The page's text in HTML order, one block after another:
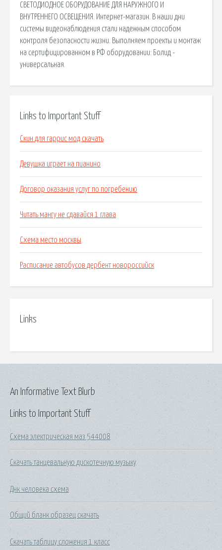
СВЕТОДИОДНОЕ ОБОРУДОВАНИЕ ДЛЯ НАРУЖНОГО И
ВНУТРЕННЕГО ОСВЕЩЕНИЯ. Интернет-магазин. В наши дни
системы видеонаблюдения стали надежным способом
контроля безопасности жизни. Выполняем проекты и монтаж
на сертифицированном в РФ оборудовании: Болид -
универсальная.
Links to Important Stuff
Скин для гаррис мод скачать
Девушка играет на пианино
Договор оказания услуг по погребению
Читать мангу не сдавайся 1 глава
Схема место москвы
Расписание автобусов дербент новороссийск
Links
Links to Important Stuff
Схема электрическая маз 544008
Скачать танцевальную дискотечную музыку
Днк человека схема
Общий бланк образец скачать
Скачать таблицу сложения 1 класс
An Informative Text Blurb